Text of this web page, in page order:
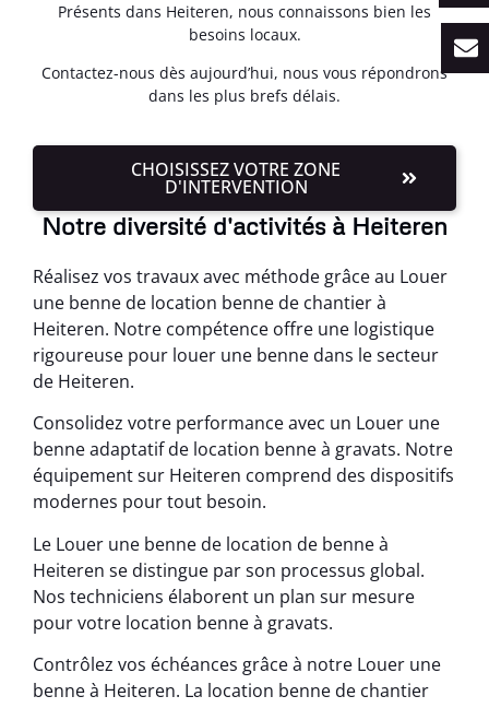
Présents dans Heiteren, nous connaissons bien les
besoins locaux.
Contactez-nous dès aujourd’hui, nous vous répondrons
dans les plus brefs délais.
CHOISISSEZ VOTRE ZONE
D'INTERVENTION
Notre diversité d'activités à Heiteren
Réalisez vos travaux avec méthode grâce au Louer
une benne de location benne de chantier à
Heiteren. Notre compétence offre une logistique
rigoureuse pour louer une benne dans le secteur
de Heiteren.
Consolidez votre performance avec un Louer une
benne adaptatif de location benne à gravats. Notre
équipement sur Heiteren comprend des dispositifs
modernes pour tout besoin.
Le Louer une benne de location de benne à
Heiteren se distingue par son processus global.
Nos techniciens élaborent un plan sur mesure
pour votre location benne à gravats.
Contrôlez vos échéances grâce à notre Louer une
benne à Heiteren. La location benne de chantier